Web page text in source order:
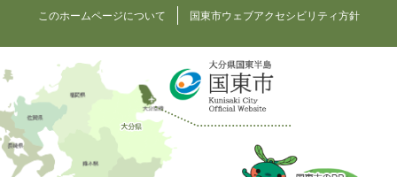
このホームページについて 国東市ウェブアクセシビリティ方針